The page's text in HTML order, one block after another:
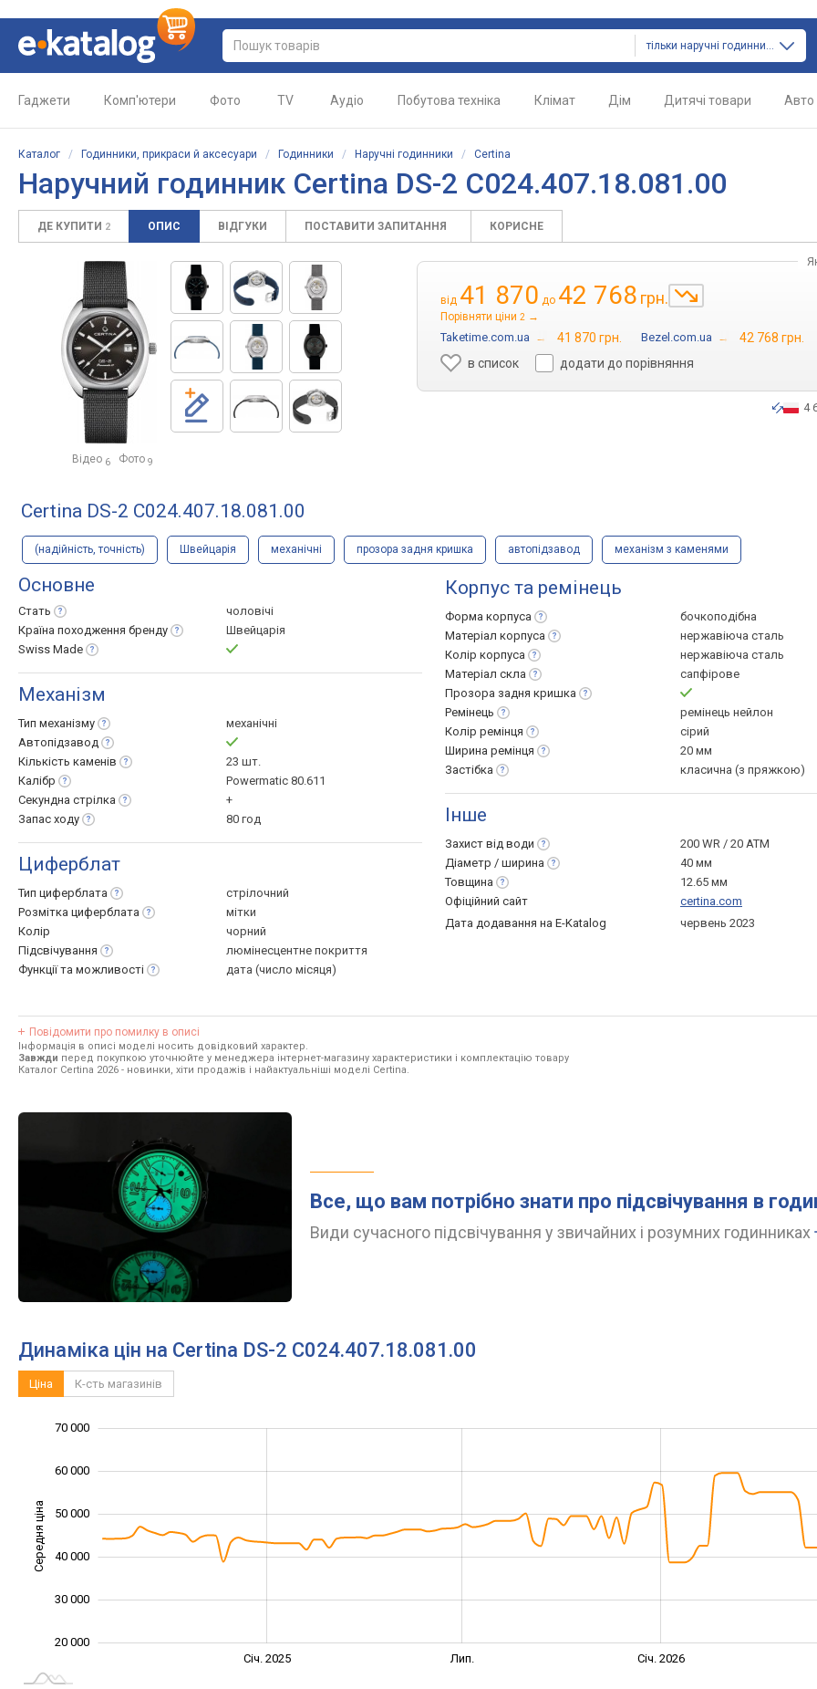
тільки наручні годинники
Гаджети Комп'ютери Фото TV Аудіо Побутова техніка Клімат Дім Дитячі товари Авто
Каталог / Годинники, прикраси й аксесуари / Годинники / Наручні годинники / Certina
Наручний годинник Certina DS-2 C024.407.18.081.00
ДЕ КУПИТИ 2 ОПИС ВІДГУКИ ПОСТАВИТИ ЗАПИТАННЯ КОРИСНЕ
Відео 6 Фото 9
від 41 870 до 42 768 грн.
Порівняти ціни 2 →
Taketime.com.ua → 41 870 грн. Bezel.com.ua →
42 768 грн.
в список
додати до порівняння
4
Certina DS-2 C024.407.18.081.00
(надійність, точність) Швейцарія механічні прозора задня кришка автопідзавод механізм з каменями
Основне
Стать
чоловічі
Країна походження бренду
Швейцарія
Swiss Made
Механізм
Тип механізму
механічні
Автопідзавод
Кількість каменів
23 шт.
Калібр
Powermatic 80.611
Секундна стрілка
+
Запас ходу 80 год
Циферблат
Тип циферблата
стрілочний
Розмітка циферблата
мітки
Колір
чорний
Підсвічування
люмінесцентне покриття
Функції та можливості дата (число місяця)
Корпус та ремінець
Форма корпуса
бочкоподібна
Матеріал корпуса
нержавіюча сталь
Колір корпуса
нержавіюча сталь
Матеріал скла
сапфірове
Прозора задня кришка
Ремінець
ремінець нейлон
Колір ремінця
сірий
Ширина ремінця
20 мм
Застібка
класична (з пряжкою)
Інше
Захист від води
200 WR / 20 ATM
Діаметр / ширина
40 мм
Товщина
12.65 мм
Офіційний сайт
certina.com
Дата додавання на E-Katalog
червень 2023
Повідомити про помилку в описі
Інформація в описі моделі носить довідковий характер.
Завжди перед покупкою уточнюйте у менеджера інтернет-магазину характеристики і комплектацію товару
Каталог Certina 2026 - новинки, хіти продажів і найактуальніші моделі Certina.
Все, що вам потрібно знати про підсвічування в
Види сучасного підсвічування у звичайних і розумних годинниках
Динаміка цін на Certina DS-2 C024.407.18.081.00
Ціна К-сть магазинів
Середня ціна
20 000
30 000
40 000
50 000
70 000
60 000
Січ. 2025 Лип. Січ. 2026